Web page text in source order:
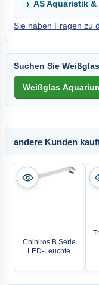
AS Aquaristik &
Sie haben Fragen zu
Suchen Sie
andere Kunden
Chihiros B Serie
LED-Leuchte